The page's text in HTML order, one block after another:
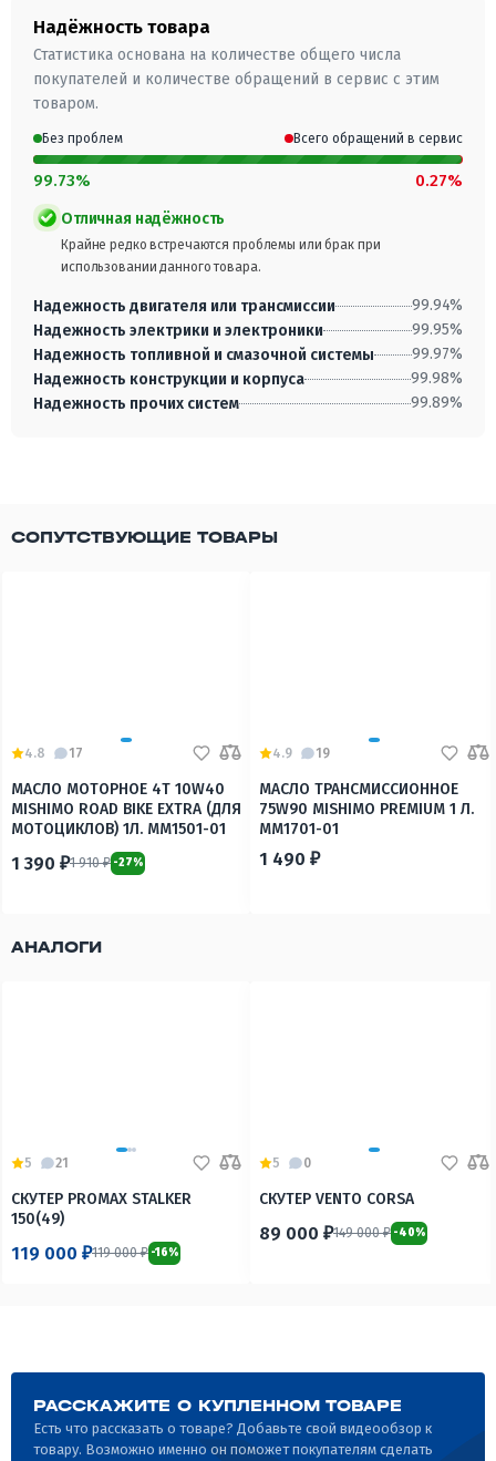
Надёжность товара
Статистика основана на количестве общего числа
покупателей и количестве обращений в сервис с этим
товаром.
Без проблем Всего обращений в сервис
99.73% 0.27%
Отличная надёжность
Крайне редко встречаются проблемы или брак при
использовании данного товара.
Надежность двигателя или трансмиссии
99.94%
Надежность электрики и электроники
99.95%
Надежность топливной и смазочной системы
99.97%
Надежность конструкции и корпуса
99.98%
Надежность прочих систем
99.89%
СОПУТСТВУЮЩИЕ ТОВАРЫ
4.8 17
МАСЛО МОТОРНОЕ 4T 10W40
MISHIMO ROAD BIKE EXTRA (ДЛЯ
МОТОЦИКЛОВ) 1Л. MM1501-01
1 390 ₽1 910 ₽ -27%
4.9 19
МАСЛО ТРАНСМИССИОННОЕ
75W90 MISHIMO PREMIUM 1 Л.
MM1701-01
1 490 ₽
АНАЛОГИ
5 21
СКУТЕР PROMAX STALKER
150(49)
119 000 ₽119 000 ₽ -16%
5 0
СКУТЕР VENTO CORSA
89 000 ₽149 000 ₽ -40%
РАССКАЖИТЕ О КУПЛЕННОМ ТОВАРЕ
Есть что рассказать о товаре? Добавьте свой видеообзор к
товару. Возможно именно он поможет покупателям сделать